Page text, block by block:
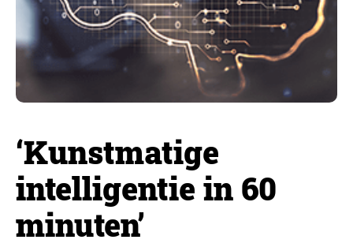
‘Kunstmatige
intelligentie in 60
minuten’